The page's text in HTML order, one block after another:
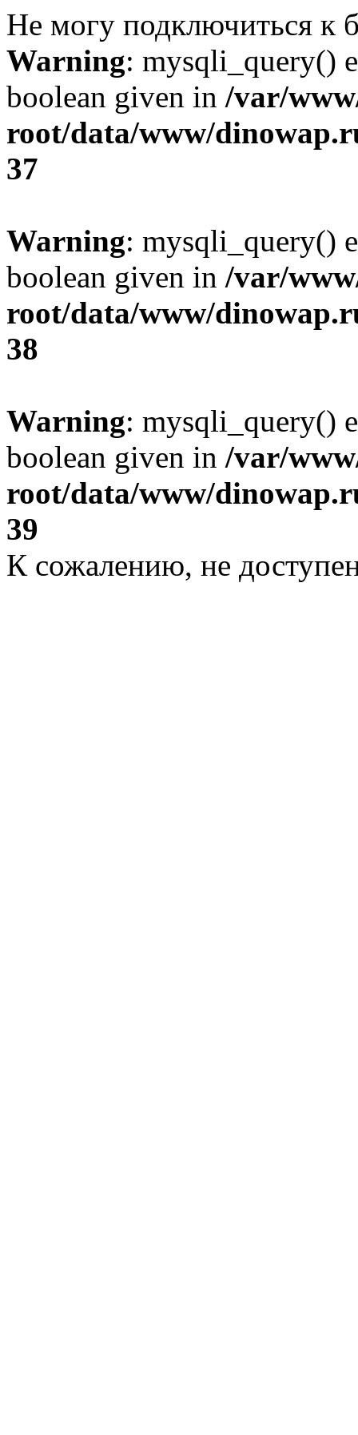
Не могу подключиться к
Warning: mysqli_query()
boolean given in /var/
root/data/www/
37
Warning: mysqli_query()
boolean given in /var/
root/data/www/
38
Warning: mysqli_query()
boolean given in /var/
root/data/www/
39
К сожалению, не